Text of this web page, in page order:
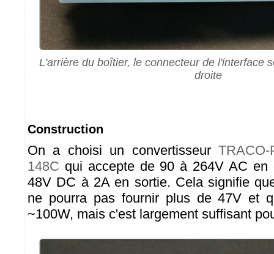
L'arrière du boîtier, le connecteur de l'interface
droite
Construction
On a choisi un convertisseur
148C qui accepte de 90 à 264V AC en
48V DC à 2A en sortie. Cela signifie
ne pourra pas fournir plus de 47V et
~100W, mais c'est largement suffisant